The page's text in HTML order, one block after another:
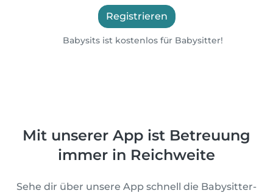
Registrieren
Babysits ist kostenlos für Babysitter!
Mit unserer App ist Betreuung
immer in Reichweite
Sehe dir über unsere App schnell die Babysitter-